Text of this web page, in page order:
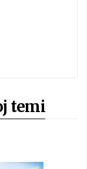
temi